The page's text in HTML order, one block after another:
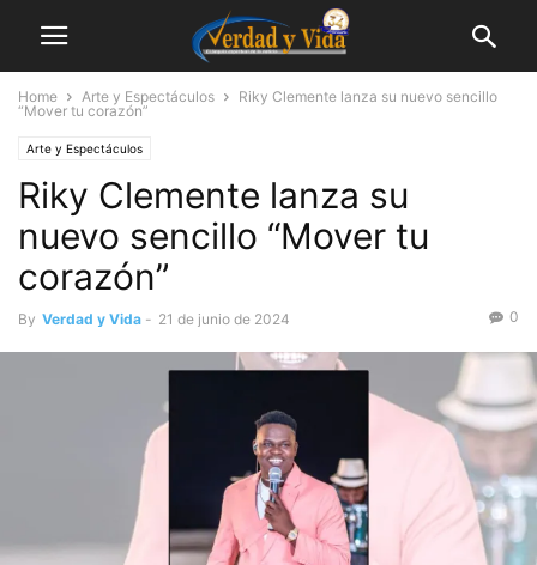
Home Arte y Espectáculos
Riky Clemente lanza su nuevo sencillo
“Mover tu corazón”
Arte y Espectáculos
Riky Clemente lanza su
nuevo sencillo “Mover tu
corazón”
By Verdad y Vida - 21 de junio de 2024 0